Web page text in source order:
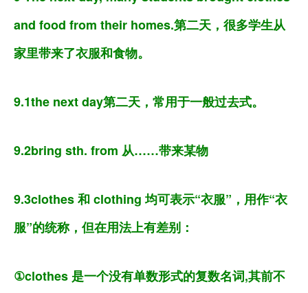
and food from their homes.第二天，很多学生从
家里带来了衣服和食物。
9.1the next day第二天，常用于一般过去式。
9.2bring sth. from 从……带来某物
9.3clothes 和 clothing 均可表示“衣服”，用作“衣
服”的统称，但在用法上有差别：
①clothes 是一个没有单数形式的复数名词,其前不